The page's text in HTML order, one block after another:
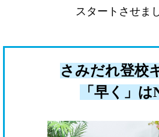
スタートさせま
さみだれ登校
「早く」は